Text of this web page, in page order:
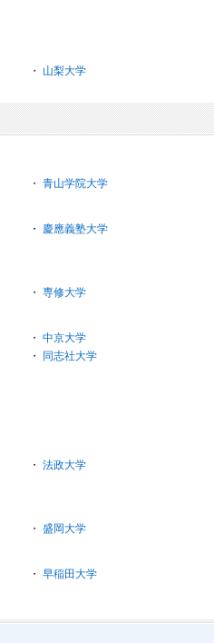
・ 山梨大学
・ 青山学院大学
・ 慶應義塾大学
・ 専修大学
・ 中京大学
・ 同志社大学
・ 法政大学
・ 盛岡大学
・ 早稲田大学